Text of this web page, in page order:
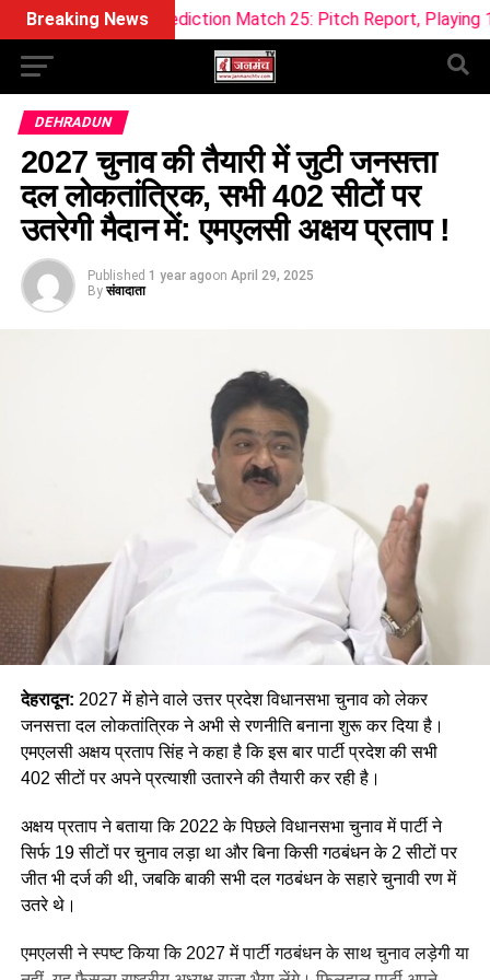
Breaking News
Prediction Match 25: Pitch Report, Playing 11 & Fantasy
DEHRADUN
2027 चुनाव की तैयारी में जुटी जनसत्ता
दल लोकतांत्रिक, सभी 402 सीटों पर
उतरेगी मैदान में: एमएलसी अक्षय प्रताप !
Published 1 year agoon April 29, 2025
By संवादाता
देहरादून: 2027 में होने वाले उत्तर प्रदेश विधानसभा चुनाव को लेकर
जनसत्ता दल लोकतांत्रिक ने अभी से रणनीति बनाना शुरू कर दिया है।
एमएलसी अक्षय प्रताप सिंह ने कहा है कि इस बार पार्टी प्रदेश की सभी
402 सीटों पर अपने प्रत्याशी उतारने की तैयारी कर रही है।
अक्षय प्रताप ने बताया कि 2022 के पिछले विधानसभा चुनाव में पार्टी ने
सिर्फ 19 सीटों पर चुनाव लड़ा था और बिना किसी गठबंधन के 2 सीटों पर
जीत भी दर्ज की थी, जबकि बाकी सभी दल गठबंधन के सहारे चुनावी रण में
उतरे थे।
एमएलसी ने स्पष्ट किया कि 2027 में पार्टी गठबंधन के साथ चुनाव लड़ेगी या